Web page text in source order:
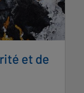
et de